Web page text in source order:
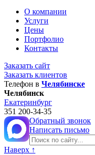
О компании
Услуги
Цены
Портфолио
Контакты
Заказать сайт
Заказать клиентов
Телефон в Челябинске
Челябинск
Екатеринбург
351 200-34-35
Обратный звонок
Написать письмо
Наверх ↑